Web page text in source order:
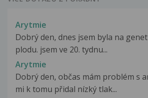
Arytmie
Dobrý den, dnes jsem byla na
plodu. jsem ve 20. tydnu...
Arytmie
Dobrý den, občas mám problém s
mi k tomu přidal nízký tlak...